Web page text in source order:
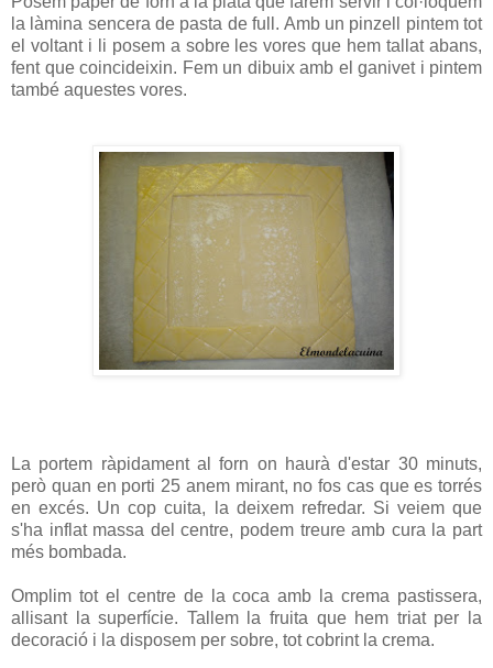
la làmina sencera de pasta de full. Amb un pinzell pintem tot
el voltant i li posem a sobre les vores que hem tallat abans,
fent que coincideixin. Fem un dibuix amb el ganivet i pintem
també aquestes vores.
La portem ràpidament al forn on haurà d'estar 30 minuts,
però quan en porti 25 anem mirant, no fos cas que es torrés
en excés. Un cop cuita, la deixem refredar. Si veiem que
s'ha inflat massa del centre, podem treure amb cura la part
més bombada.
Omplim tot el centre de la coca amb la crema pastissera,
allisant la superfície. Tallem la fruita que hem triat per la
decoració i la disposem per sobre, tot cobrint la crema.